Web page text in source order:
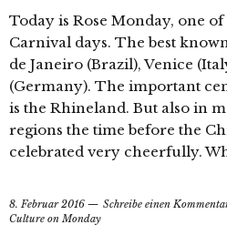
Today is Rose Monday, one
Carnival days. The best
de Janeiro (Brazil), Venice
(Germany). The important
is the Rhineland. But also in
regions the time before the
celebrated very cheerfully.
8. Februar 2016
Schreibe einen
Culture on Monday